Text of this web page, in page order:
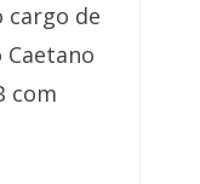
cargo de
com